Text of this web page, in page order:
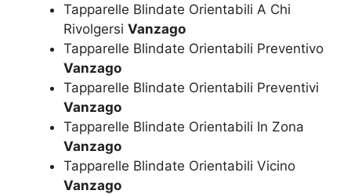
Tapparelle Blindate Orientabili A Chi
Rivolgersi Vanzago
Tapparelle Blindate Orientabili Preventivo
Vanzago
Tapparelle Blindate Orientabili Preventivi
Vanzago
Tapparelle Blindate Orientabili In Zona
Vanzago
Tapparelle Blindate Orientabili Vicino
Vanzago